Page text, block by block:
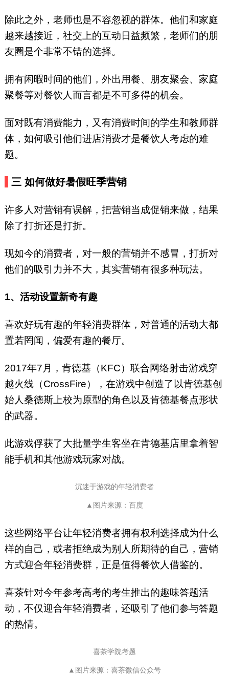
除此之外，老师也是不容忽视的群体。他们和家庭
越来越接近，社交上的互动日益频繁，老师们的朋
友圈是个非常不错的选择。
拥有闲暇时间的他们，外出用餐、朋友聚会、家庭
聚餐等对餐饮人而言都是不可多得的机会。
面对既有消费能力，又有消费时间的学生和教师群
体，如何吸引他们进店消费才是餐饮人考虑的难
题。
三如何做好暑假旺季营销
许多人对营销有误解，把营销当成促销来做，结果
除了打折还是打折。
现如今的消费者，对一般的营销并不感冒，打折对
他们的吸引力并不大，其实营销有很多种玩法。
1、活动设置新奇有趣
喜欢好玩有趣的年轻消费群体，对普通的活动大都
置若罔闻，偏爱有趣的餐厅。
2017年7月，肯德基（KFC）联合网络射击游戏穿
越火线（CrossFire），在游戏中创造了以肯德基创
始人桑德斯上校为原型的角色以及肯德基餐点形状
的武器。
此游戏俘获了大批量学生客坐在肯德基店里拿着智
能手机和其他游戏玩家对战。
沉迷于游戏的年轻消费者
▲图片来源：百度
这些网络平台让年轻消费者拥有权利选择成为什么
样的自己，或者拒绝成为别人所期待的自己，营销
方式迎合年轻消费群，正是值得餐饮人借鉴的。
喜茶针对今年参考高考的考生推出的趣味答题活
动，不仅迎合年轻消费者，还吸引了他们参与答题
的热情。
喜茶学院考题
▲图片来源：喜茶微信公众号